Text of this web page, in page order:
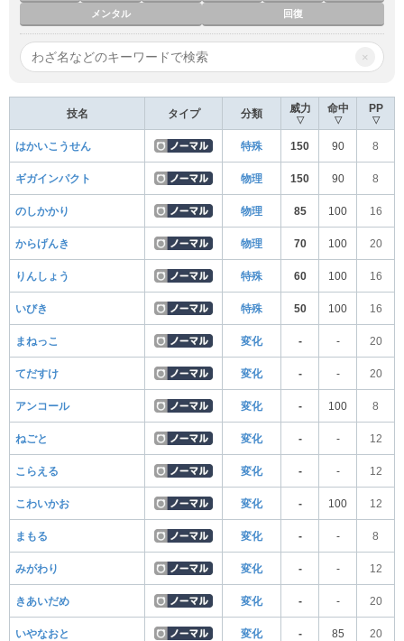
メンタル 回復
×
技名 タイプ 分類 威力
▽
命中
▽
PP
▽
はかいこうせん 特殊 150 90 8
ギガインパクト 物理 150 90 8
のしかかり 物理 85 100 16
からげんき 物理 70 100 20
りんしょう 特殊 60 100 16
いびき 特殊 50 100 16
まねっこ 変化 - - 20
てだすけ 変化 - - 20
アンコール 変化 - 100 8
ねごと 変化 - - 12
こらえる 変化 - - 12
こわいかお 変化 - 100 12
まもる 変化 - - 8
みがわり 変化 - - 12
きあいだめ 変化 - - 20
いやなおと 変化 - 85 20